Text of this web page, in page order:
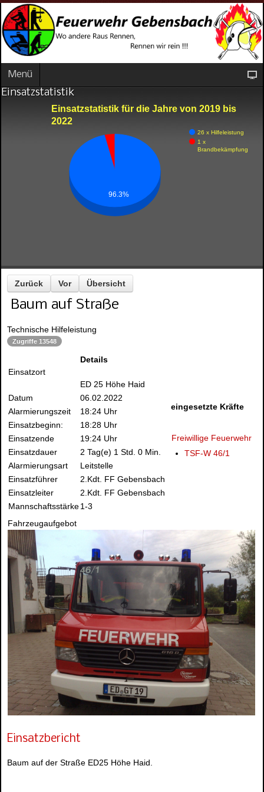
Menü
Einsatzstatistik
Einsatzstatistik für die Jahre von 2019 bis
2022
26 x Hilfeleistung
1 x
Brandbekämpfung
96.3%
Zurück Vor Übersicht
Baum auf Straße
Technische Hilfeleistung
Zugriffe 13548
Einsatzort
Details
ED 25 Höhe Haid
Datum
06.02.2022
Alarmierungszeit
18:24 Uhr
Einsatzbeginn:
18:28 Uhr
Einsatzende
19:24 Uhr
Einsatzdauer
2 Tag(e) 1 Std. 0 Min.
Alarmierungsart
Leitstelle
Einsatzführer
2.Kdt. FF Gebensbach
Einsatzleiter
2.Kdt. FF Gebensbach
Mannschaftsstärke1-3
eingesetzte Kräfte
Freiwillige Feuerwehr
TSF-W 46/1
Fahrzeugaufgebot
Einsatzbericht
Baum auf der Straße ED25 Höhe Haid.